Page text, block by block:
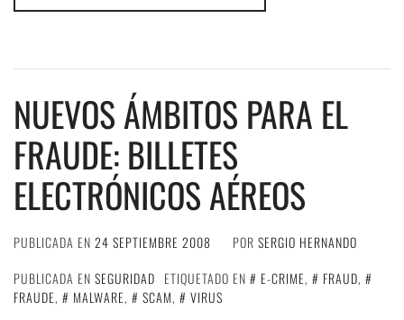
NUEVOS ÁMBITOS PARA EL
FRAUDE: BILLETES
ELECTRÓNICOS AÉREOS
PUBLICADA EN 24 SEPTIEMBRE 2008 POR SERGIO HERNANDO
PUBLICADA EN SEGURIDAD ETIQUETADO EN E-CRIME, FRAUD,
FRAUDE, MALWARE, SCAM,
VIRUS